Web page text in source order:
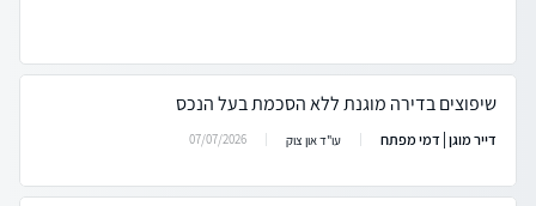
שיפוצים בדירה מוגנת ללא הסכמת בעל הנכס
דייר מוגן | דמי מפתח עו"ד און צוק 07/07/2026